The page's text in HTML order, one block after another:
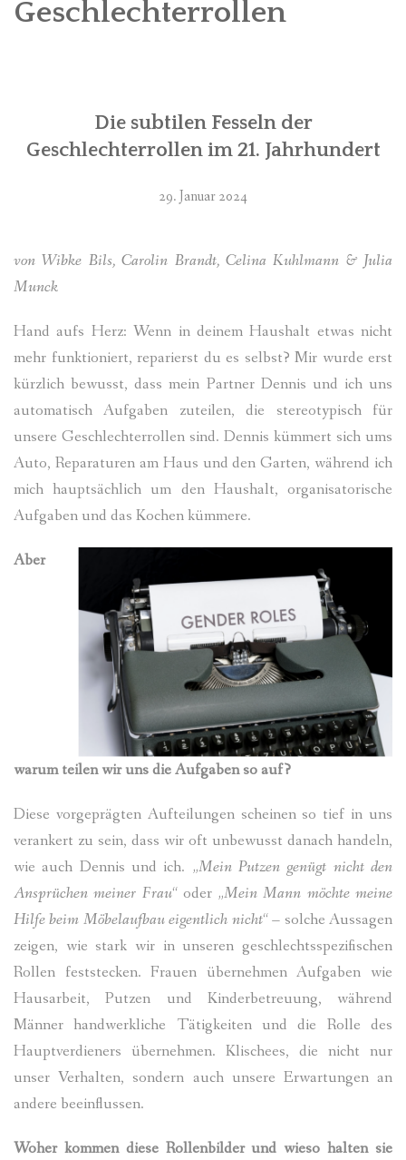
Geschlechterrollen
Die subtilen Fesseln der
Geschlechterrollen im 21. Jahrhundert
29. Januar 2024
vonWibke Bils,Carolin Brandt, Celina Kuhlmann & Julia
Munck
Hand aufs Herz: Wenn in deinem Haushalt etwas nicht
mehr funktioniert, reparierst du es selbst? Mir wurde erst
kürzlich bewusst, dass mein Partner Dennis und ich uns
automatisch Aufgaben zuteilen, die stereotypisch für
unsere Geschlechterrollen sind. Dennis kümmert sich ums
Auto, Reparaturen am Haus und den Garten, während ich
mich hauptsächlich um den Haushalt, organisatorische
Aufgaben und das Kochen kümmere.
Aber
warum teilen wir uns die Aufgaben so auf?
Diese vorgeprägten Aufteilungen scheinen so tief in uns
verankert zu sein, dass wir oft unbewusst danach handeln,
wie auch Dennis und ich. „Mein Putzen genügt nicht den
Ansprüchen meiner Frau“ oder „Mein Mann möchte meine
Hilfe beim Möbelaufbau eigentlich nicht“ – solche Aussagen
zeigen, wie stark wir in unseren geschlechtsspezifischen
Rollen feststecken. Frauen übernehmen Aufgaben wie
Hausarbeit, Putzen und Kinderbetreuung, während
Männer handwerkliche Tätigkeiten und die Rolle des
Hauptverdieners übernehmen. Klischees, die nicht nur
unser Verhalten, sondern auch unsere Erwartungen an
andere beeinflussen.
Woher kommen diese Rollenbilder und wieso halten sie